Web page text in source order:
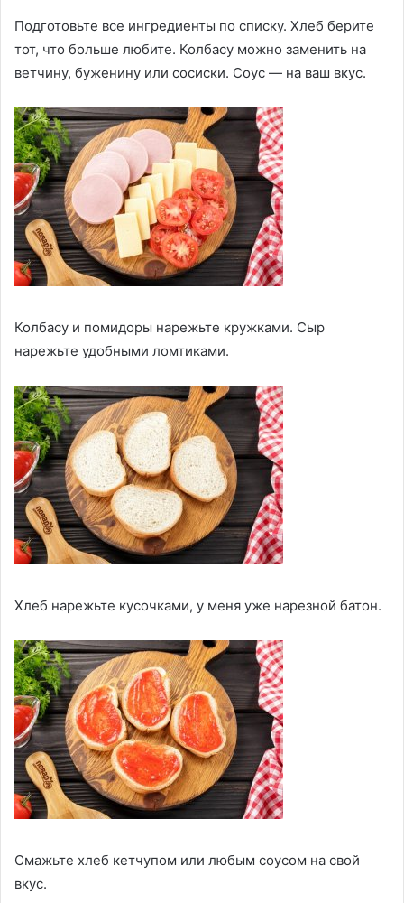
Подготовьте все ингредиенты по списку. Хлеб берите
тот, что больше любите. Колбасу можно заменить на
ветчину, буженину или сосиски. Соус — на ваш вкус.
Колбасу и помидоры нарежьте кружками. Сыр
нарежьте удобными ломтиками.
Хлеб нарежьте кусочками, у меня уже нарезной батон.
Смажьте хлеб кетчупом или любым соусом на свой
вкус.